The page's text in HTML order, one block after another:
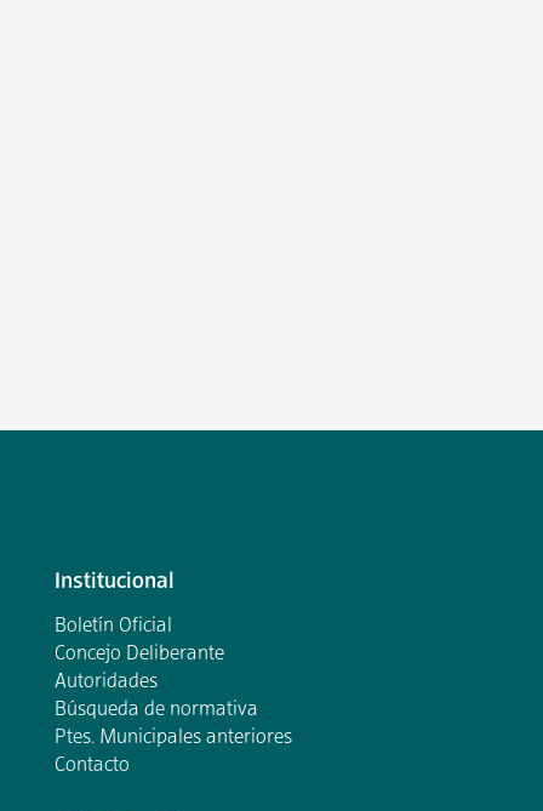
Institucional
Boletín Oficial
Concejo Deliberante
Autoridades
Búsqueda de normativa
Ptes. Municipales anteriores
Contacto